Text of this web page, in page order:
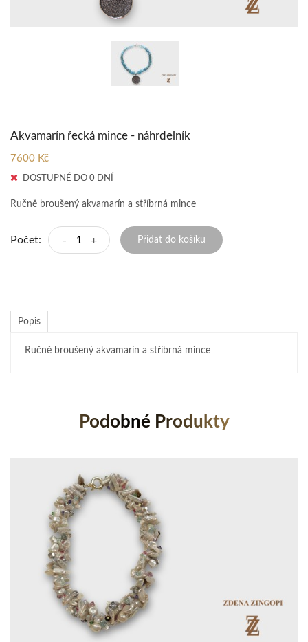
Akvamarín řecká mince - náhrdelník
7600 Kč
DOSTUPNÉ DO 0 DNÍ
Ručně broušený akvamarín a stříbrná mince
Počet: - + Přidat do košíku
Popis
Ručně broušený akvamarín a stříbrná mince
Podobné Produkty